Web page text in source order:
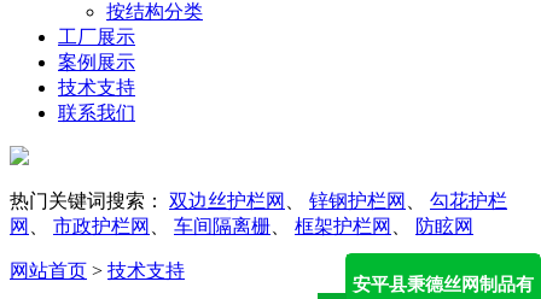
按结构分类
工厂展示
案例展示
技术支持
联系我们
热门关键词搜索： 双边丝护栏网 锌钢护栏网
勾花护栏
网
市政护栏网 车间隔离栅 框架护栏网 防眩网
网站首页 > 技术支持
安平县秉德丝网制品有